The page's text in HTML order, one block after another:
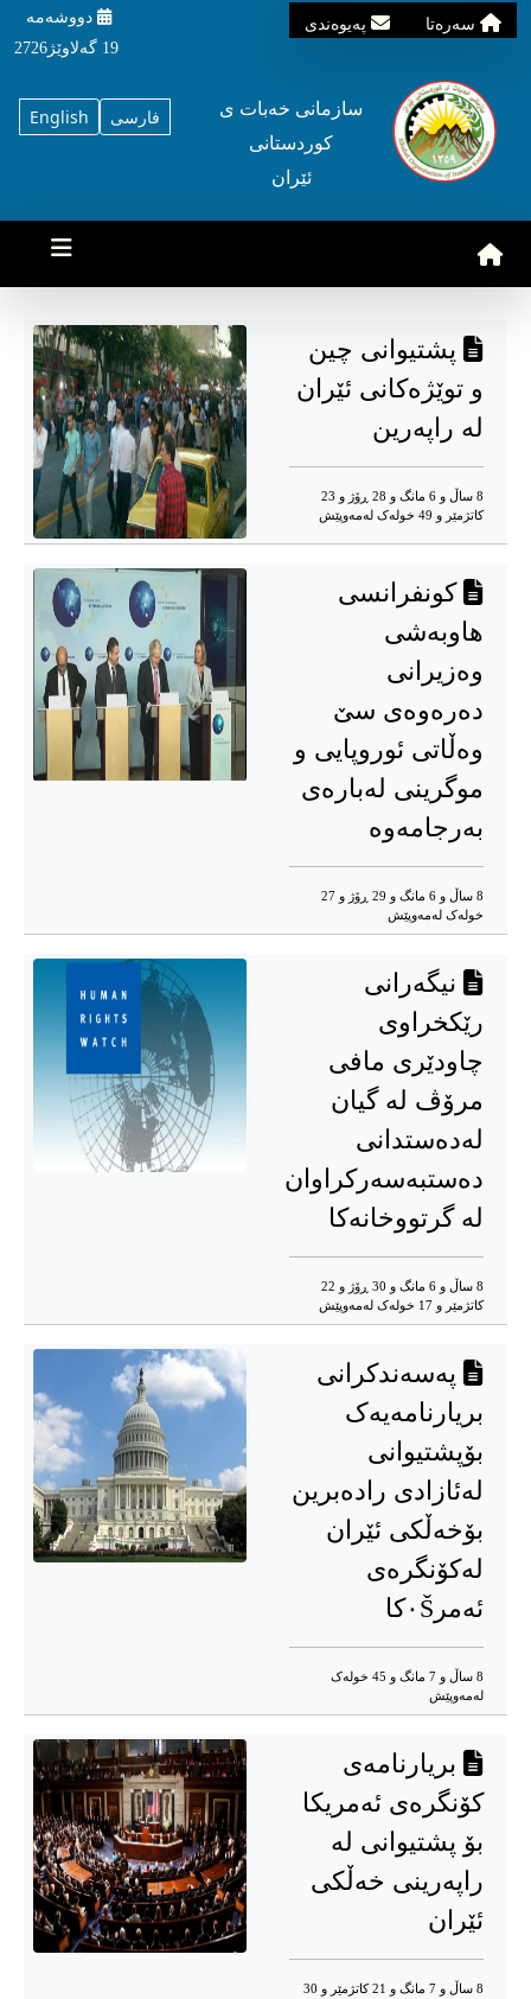
سه‌ره‌تا په‌یوه‌ندی
دووشه‌مه‌‌
19 گه‌لاوێژ2726
English فارسی
سازمانی خه‌بات ی
کوردستانی
ئێران
پشتیوانی چین
و توێژەکانی ئێران
لە راپەرین
8 ساڵ و 6 مانگ و 28 ڕۆژ و 23
کاتژمێر و 49 خوله‌ک له‌مه‌وپێش‌
کونفرانسی
هاوبەشی
وەزیرانی
دەرەوەی سێ
وەڵاتی ئوروپایی و
موگرینی لەبارەی
بەرجامەوە
8 ساڵ و 6 مانگ و 29 ڕۆژ و 27
خوله‌ک له‌مه‌وپێش‌
نیگەرانی
رێکخراوی
چاودێری مافی
مرۆڤ لە گیان
لەدەستدانی
دەستبەسەرکراوان
لە گرتووخانەکا
8 ساڵ و 6 مانگ و 30 ڕۆژ و 22
کاتژمێر و 17 خوله‌ک له‌مه‌وپێش‌
پەسەندکرانی
بریارنامەیەک
بۆپشتیوانی
لەئازادی رادەبرین
بۆخەڵکی ئێران
لەکۆنگرەی
ئەمر٠Šکا
8 ساڵ و 7 مانگ و 45 خوله‌ک
له‌مه‌وپێش‌
بریارنامەی
کۆنگرەی ئەمریکا
بۆ پشتیوانی لە
راپەرینی خەڵکی
ئێران
8 ساڵ و 7 مانگ و 21 کاتژمێر و 30